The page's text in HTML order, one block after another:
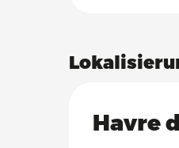
Havre